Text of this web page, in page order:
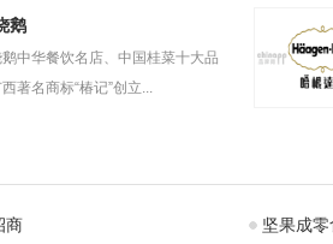
鹅
中华餐饮名店、中国桂菜十大品
著名商标“椿记”创立...
商 坚果成